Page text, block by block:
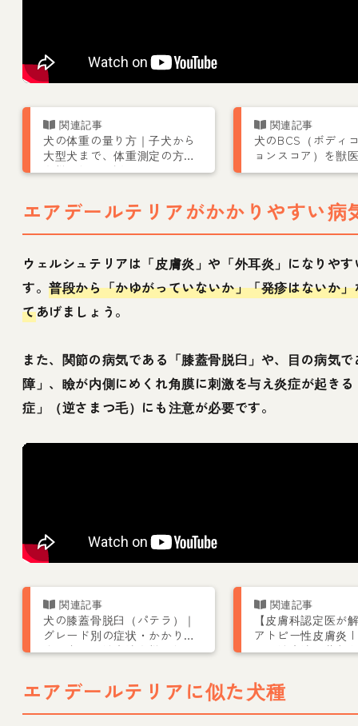
犬の体重の量り方｜子犬から
大型犬まで、体重測定の方法
を獣医師が解説
犬のBCS（ボディ
ョンスコア）を獣
エアデールテリアがかかりやすい病
ウェルシュテリアは「皮膚炎」や「外耳炎」になりや
す。普段から「かゆがっていないか」「発疹はないか
てあげましょう。
また、関節の病気である「膝蓋骨脱臼」や、目の病気
障」、瞼が内側にめくれ角膜に刺激を与え炎症が起き
症」（逆さまつ毛）にも注意が必要です。
犬の膝蓋骨脱臼（パテラ）｜
グレード別の症状・かかりや
すい犬種・治療法を獣医師が
【皮膚科認定医が
アトピー性皮膚炎
因、治療法や薬な
エアデールテリアに似た犬種